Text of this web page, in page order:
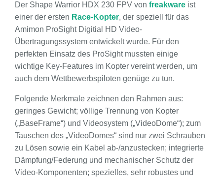
Der Shape Warrior HDX 230 FPV von freakware ist
einer der ersten Race-Kopter, der speziell für das
Amimon ProSight Digitial HD Video-
Übertragungssystem entwickelt wurde. Für den
perfekten Einsatz des ProSight mussten einige
wichtige Key-Features im Kopter vereint werden, um
auch dem Wettbewerbspiloten genüge zu tun.
Folgende Merkmale zeichnen den Rahmen aus:
geringes Gewicht; völlige Trennung von Kopter
(„BaseFrame“) und Videosystem („VideoDome“); zum
Tauschen des „VideoDomes“ sind nur zwei Schrauben
zu Lösen sowie ein Kabel ab-/anzustecken; integrierte
Dämpfung/Federung und mechanischer Schutz der
Video-Komponenten; spezielles, sehr robustes und